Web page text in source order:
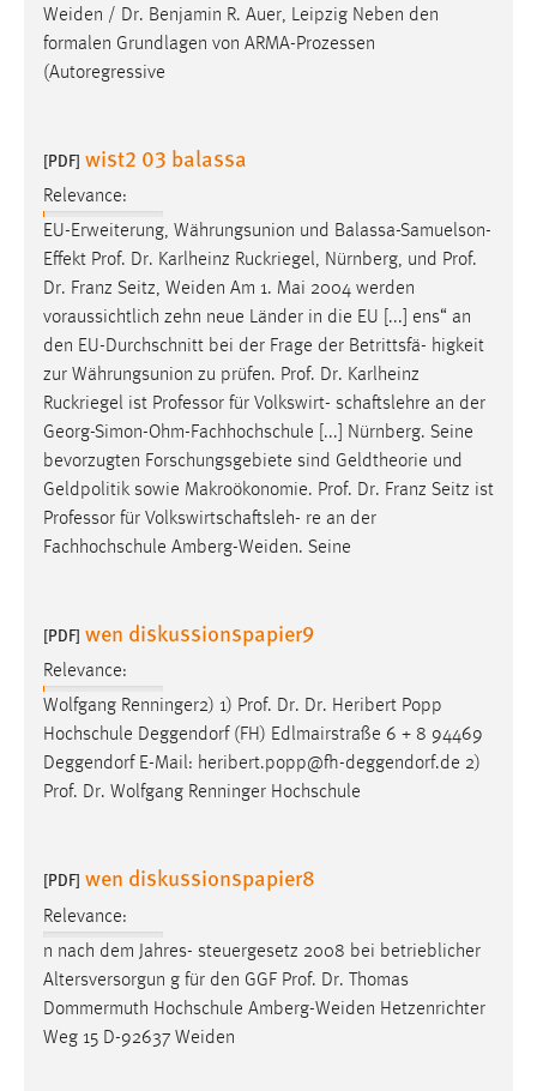
Weiden / Dr. Benjamin R. Auer, Leipzig Neben den
formalen Grundlagen von ARMA-Prozessen
(Autoregressive
[PDF] wist2 03 balassa
Relevance:
EU-Erweiterung, Währungsunion und Balassa-Samuelson-
Effekt Prof. Dr. Karlheinz Ruckriegel, Nürnberg, und Prof.
Dr. Franz Seitz, Weiden Am 1. Mai 2004 werden
voraussichtlich zehn neue Länder in die EU [...] ens“ an
den EU-Durchschnitt bei der Frage der Betrittsfä- higkeit
zur Währungsunion zu prüfen. Prof. Dr. Karlheinz
Ruckriegel ist Professor für Volkswirt- schaftslehre an der
Georg-Simon-Ohm-Fachhochschule [...] Nürnberg. Seine
bevorzugten Forschungsgebiete sind Geldtheorie und
Geldpolitik sowie Makroökonomie. Prof. Dr. Franz Seitz ist
Professor für Volkswirtschaftsleh- re an der
Fachhochschule Amberg-Weiden. Seine
[PDF] wen diskussionspapier9
Relevance:
Wolfgang Renninger2) 1) Prof. Dr. Dr. Heribert Popp
Hochschule Deggendorf (FH) Edlmairstraße 6 + 8 94469
Deggendorf E-Mail: heribert.popp@fh-deggendorf.de 2)
Prof. Dr. Wolfgang Renninger Hochschule
[PDF] wen diskussionspapier8
Relevance:
n nach dem Jahres- steuergesetz 2008 bei betrieblicher
Altersversorgun g für den GGF Prof. Dr. Thomas
Dommermuth Hochschule Amberg-Weiden Hetzenrichter
Weg 15 D-92637 Weiden